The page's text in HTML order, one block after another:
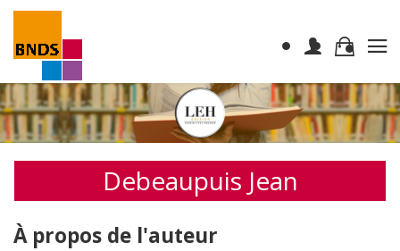
Debeaupuis Jean
À propos de l'auteur